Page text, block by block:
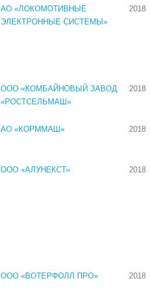
АО «ЛОКОМОТИВНЫЕ
ЭЛЕКТРОННЫЕ СИСТЕМЫ»
2018
ООО «КОМБАЙНОВЫЙ ЗАВОД
«РОСТСЕЛЬМАШ»
2018
АО «КОРММАШ» 2018
ООО «АЛУНЕКСТ» 2018
ООО «ВОТЕРФОЛЛ ПРО» 2018